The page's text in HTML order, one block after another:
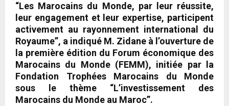
“Les Marocains du Monde, par leur réussite,
leur engagement et leur expertise, participent
activement au rayonnement international du
Royaume”, a indiqué M. Zidane à l’ouverture de
la première édition du Forum économique des
Marocains du Monde (FEMM), initiée par la
Fondation Trophées Marocains du Monde
sous le thème “L’investissement des
Marocains du Monde au Maroc”.